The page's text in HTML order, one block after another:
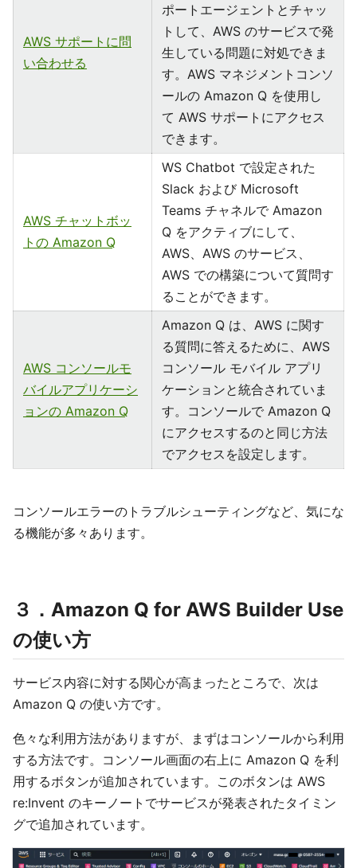
AWS サポートに問
い合わせる
ポートエージェントとチャッ
トして、AWS のサービスで発
生している問題に対処できま
す。AWS マネジメントコンソ
ールの Amazon Q を使用し
て AWS サポートにアクセス
できます。
AWS チャットボッ
トの Amazon Q
WS Chatbot で設定された
Slack および Microsoft
Teams チャネルで Amazon
Q をアクティブにして、
AWS、AWS のサービス、
AWS での構築について質問す
ることができます。
AWS コンソールモ
バイルアプリケーシ
ョンの Amazon Q
Amazon Q は、AWS に関す
る質問に答えるために、AWS
コンソール モバイル アプリ
ケーションと統合されていま
す。コンソールで Amazon Q
にアクセスするのと同じ方法
でアクセスを設定します。
コンソールエラーのトラブルシューティングなど、気にな
る機能が多々あります。
３．Amazon Q for AWS Builder Use
の使い方
サービス内容に対する関心が高まったところで、次は
Amazon Q の使い方です。
色々な利用方法がありますが、まずはコンソールから利用
する方法です。コンソール画面の右上に Amazon Q を利
用するボタンが追加されています。このボタンは AWS
re:Invent のキーノートでサービスが発表されたタイミン
グで追加されています。